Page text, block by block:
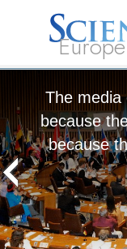
The media
because
because